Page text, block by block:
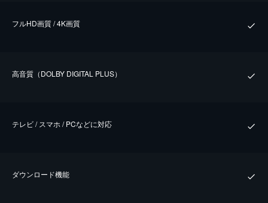
フルHD画質 / 4K画質
⾼⾳質（DOLBY DIGITAL PLUS）
テレビ / スマホ / PCなどに対応
ダウンロード機能